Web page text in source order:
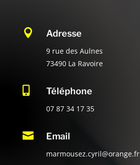
 Adresse
9 rue des Aulnes
73490 La Ravoire
 Téléphone
07 87 34 17 35
 Email
marmousez.cyril@orange.fr